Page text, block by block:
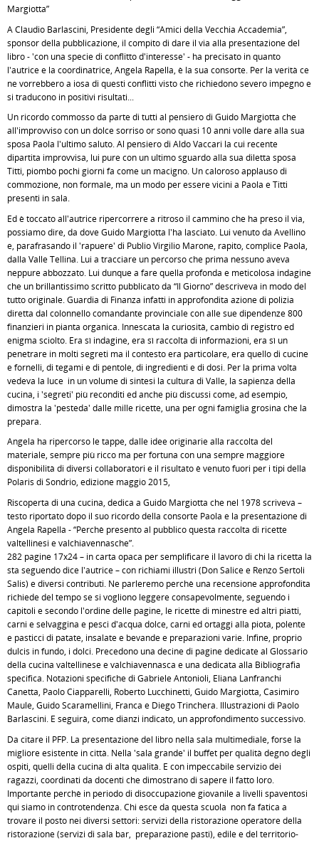
Margiotta”
A Claudio Barlascini, Presidente degli “Amici della Vecchia Accademia”,
sponsor della pubblicazione, il compito di dare il via alla presentazione del
libro - 'con una specie di conflitto d'interesse' - ha precisato in quanto
l'autrice e la coordinatrice, Angela Rapella, è la sua consorte. Per la verità ce
ne vorrebbero a iosa di questi conflitti visto che richiedono severo impegno e
si traducono in positivi risultati...
Un ricordo commosso da parte di tutti al pensiero di Guido Margiotta che
all'improvviso con un dolce sorriso or sono quasi 10 anni volle dare alla sua
sposa Paola l'ultimo saluto. Al pensiero di Aldo Vaccari la cui recente
dipartita improvvisa, lui pure con un ultimo sguardo alla sua diletta sposa
Titti, piombò pochi giorni fa come un macigno. Un caloroso applauso di
commozione, non formale, ma un modo per essere vicini a Paola e Titti
presenti in sala.
Ed è toccato all'autrice ripercorrere a ritroso il cammino che ha preso il via,
possiamo dire, da dove Guido Margiotta l'ha lasciato. Lui venuto da Avellino
e, parafrasando il 'rapuere' di Publio Virgilio Marone, rapito, complice Paola,
dalla Valle Tellina. Lui a tracciare un percorso che prima nessuno aveva
neppure abbozzato. Lui dunque a fare quella profonda e meticolosa indagine
che un brillantissimo scritto pubblicato da “Il Giorno” descriveva in modo del
tutto originale. Guardia di Finanza infatti in approfondita azione di polizia
diretta dal colonnello comandante provinciale con alle sue dipendenze 800
finanzieri in pianta organica. Innescata la curiosità, cambio di registro ed
enigma sciolto. Era sì indagine, era sì raccolta di informazioni, era sì un
penetrare in molti segreti ma il contesto era particolare, era quello di cucine
e fornelli, di tegami e di pentole, di ingredienti e di dosi. Per la prima volta
vedeva la luce in un volume di sintesi la cultura di Valle, la sapienza della
cucina, i 'segreti' più reconditi ed anche più discussi come, ad esempio,
dimostra la 'pesteda' dalle mille ricette, una per ogni famiglia grosina che la
prepara.
Angela ha ripercorso le tappe, dalle idee originarie alla raccolta del
materiale, sempre più ricco ma per fortuna con una sempre maggiore
disponibilità di diversi collaboratori e il risultato è venuto fuori per i tipi della
Polaris di Sondrio, edizione maggio 2015,
Riscoperta di una cucina, dedica a Guido Margiotta che nel 1978 scriveva –
testo riportato dopo il suo ricordo della consorte Paola e la presentazione di
Angela Rapella - “Perchè presento al pubblico questa raccolta di ricette
valtellinesi e valchiavennasche”.
282 pagine 17x24 – in carta opaca per semplificare il lavoro di chi la ricetta la
sta seguendo dice l'autrice – con richiami illustri (Don Salice e Renzo Sertoli
Salis) e diversi contributi. Ne parleremo perchè una recensione approfondita
richiede del tempo se si vogliono leggere consapevolmente, seguendo i
capitoli e secondo l'ordine delle pagine, le ricette di minestre ed altri piatti,
carni e selvaggina e pesci d'acqua dolce, carni ed ortaggi alla piota, polente
e pasticci di patate, insalate e bevande e preparazioni varie. Infine, proprio
dulcis in fundo, i dolci. Precedono una decine di pagine dedicate al Glossario
della cucina valtellinese e valchiavennasca e una dedicata alla Bibliografia
specifica. Notazioni specifiche di Gabriele Antonioli, Eliana Lanfranchi
Canetta, Paolo Ciapparelli, Roberto Lucchinetti, Guido Margiotta, Casimiro
Maule, Guido Scaramellini, Franca e Diego Trinchera. Illustrazioni di Paolo
Barlascini. E seguirà, come dianzi indicato, un approfondimento successivo.
Da citare il PFP. La presentazione del libro nella sala multimediale, forse la
migliore esistente in città. Nella 'sala grande' il buffet per qualità degno degli
ospiti, quelli della cucina di alta qualità. E con impeccabile servizio dei
ragazzi, coordinati da docenti che dimostrano di sapere il fatto loro.
Importante perchè in periodo di disoccupazione giovanile a livelli spaventosi
qui siamo in controtendenza. Chi esce da questa scuola non fa fatica a
trovare il posto nei diversi settori: servizi della ristorazione operatore della
ristorazione (servizi di sala bar, preparazione pasti), edile e del territorio-